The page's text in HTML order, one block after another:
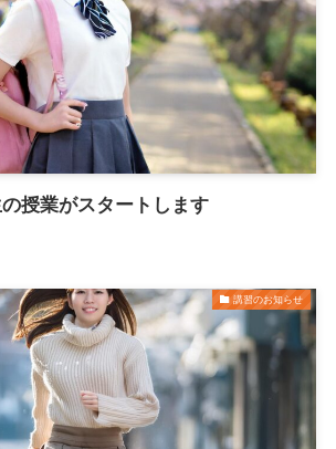
授業がスタートします
講習のお知らせ